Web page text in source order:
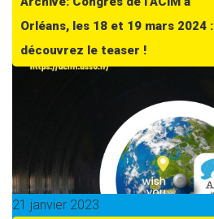
Orléans, les 18 et 19 mars 2024 :
découvrez le teaser !
21 janvier 2023